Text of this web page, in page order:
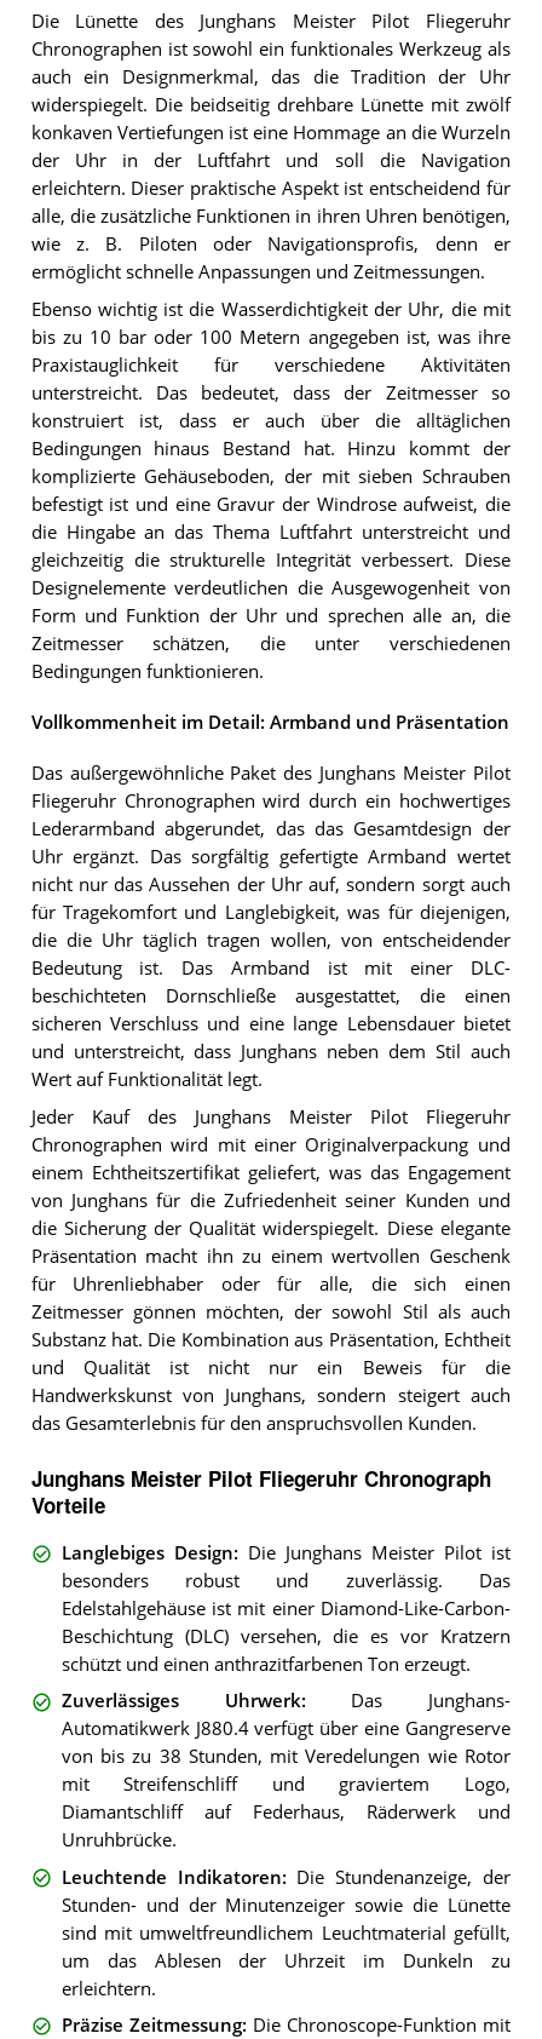
Die Lünette des Junghans Meister Pilot Fliegeruhr
Chronographen ist sowohl ein funktionales Werkzeug als
auch ein Designmerkmal, das die Tradition der Uhr
widerspiegelt. Die beidseitig drehbare Lünette mit zwölf
konkaven Vertiefungen ist eine Hommage an die Wurzeln
der Uhr in der Luftfahrt und soll die Navigation
erleichtern. Dieser praktische Aspekt ist entscheidend für
alle, die zusätzliche Funktionen in ihren Uhren benötigen,
wie z. B. Piloten oder Navigationsprofis, denn er
ermöglicht schnelle Anpassungen und Zeitmessungen.
Ebenso wichtig ist die Wasserdichtigkeit der Uhr, die mit
bis zu 10 bar oder 100 Metern angegeben ist, was ihre
Praxistauglichkeit für verschiedene Aktivitäten
unterstreicht. Das bedeutet, dass der Zeitmesser so
konstruiert ist, dass er auch über die alltäglichen
Bedingungen hinaus Bestand hat. Hinzu kommt der
komplizierte Gehäuseboden, der mit sieben Schrauben
befestigt ist und eine Gravur der Windrose aufweist, die
die Hingabe an das Thema Luftfahrt unterstreicht und
gleichzeitig die strukturelle Integrität verbessert. Diese
Designelemente verdeutlichen die Ausgewogenheit von
Form und Funktion der Uhr und sprechen alle an, die
Zeitmesser schätzen, die unter verschiedenen
Bedingungen funktionieren.
Vollkommenheit im Detail: Armband und Präsentation
Das außergewöhnliche Paket des Junghans Meister Pilot
Fliegeruhr Chronographen wird durch ein hochwertiges
Lederarmband abgerundet, das das Gesamtdesign der
Uhr ergänzt. Das sorgfältig gefertigte Armband wertet
nicht nur das Aussehen der Uhr auf, sondern sorgt auch
für Tragekomfort und Langlebigkeit, was für diejenigen,
die die Uhr täglich tragen wollen, von entscheidender
Bedeutung ist. Das Armband ist mit einer DLC-
beschichteten Dornschließe ausgestattet, die einen
sicheren Verschluss und eine lange Lebensdauer bietet
und unterstreicht, dass Junghans neben dem Stil auch
Wert auf Funktionalität legt.
Jeder Kauf des Junghans Meister Pilot Fliegeruhr
Chronographen wird mit einer Originalverpackung und
einem Echtheitszertifikat geliefert, was das Engagement
von Junghans für die Zufriedenheit seiner Kunden und
die Sicherung der Qualität widerspiegelt. Diese elegante
Präsentation macht ihn zu einem wertvollen Geschenk
für Uhrenliebhaber oder für alle, die sich einen
Zeitmesser gönnen möchten, der sowohl Stil als auch
Substanz hat. Die Kombination aus Präsentation, Echtheit
und Qualität ist nicht nur ein Beweis für die
Handwerkskunst von Junghans, sondern steigert auch
das Gesamterlebnis für den anspruchsvollen Kunden.
Junghans Meister Pilot Fliegeruhr Chronograph
Vorteile
Langlebiges Design: Die Junghans Meister Pilot ist
besonders robust und zuverlässig. Das
Edelstahlgehäuse ist mit einer Diamond-Like-Carbon-
Beschichtung (DLC) versehen, die es vor Kratzern
schützt und einen anthrazitfarbenen Ton erzeugt.
Zuverlässiges Uhrwerk: Das Junghans-
Automatikwerk J880.4 verfügt über eine Gangreserve
von bis zu 38 Stunden, mit Veredelungen wie Rotor
mit Streifenschliff und graviertem Logo,
Diamantschliff auf Federhaus, Räderwerk und
Unruhbrücke.
Leuchtende Indikatoren: Die Stundenanzeige, der
Stunden- und der Minutenzeiger sowie die Lünette
sind mit umweltfreundlichem Leuchtmaterial gefüllt,
um das Ablesen der Uhrzeit im Dunkeln zu
erleichtern.
Präzise Zeitmessung: Die Chronoscope-Funktion mit